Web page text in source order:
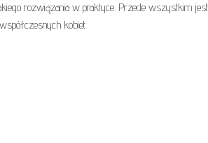
rozwiązania w praktyce. Przede wszystkim jest
kobiet.